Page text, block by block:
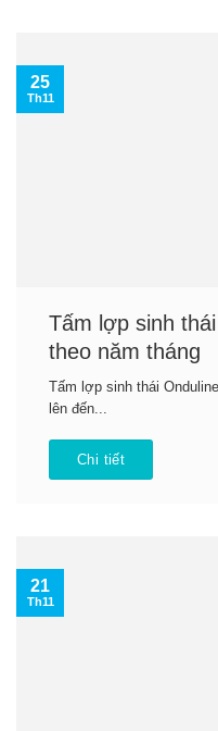
Tấm lợp sinh
theo năm tháng
Tấm lợp sinh thái
lên đến...
Chi tiết
25
Th11
21
Th11